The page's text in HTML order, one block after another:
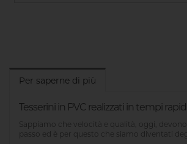
Per saperne di più
Tesserini in PVC realizzati in tempi
Sappiamo che velocità e qualità, oggi, devono
passo ed è per questo che siamo diventati